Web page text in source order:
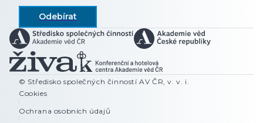
© Středisko společných činností AV ČR, v. v. i.